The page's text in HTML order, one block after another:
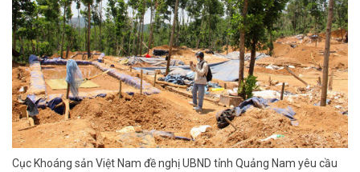
Cục Khoáng sản Việt Nam đề nghị UBND tỉnh Quảng Nam yêu cầu